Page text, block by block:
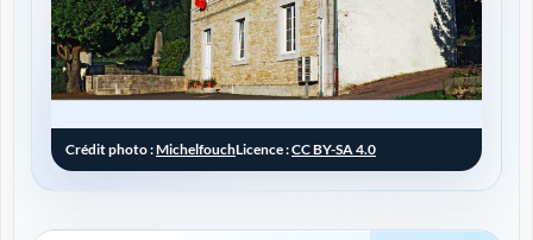
Crédit photo :MichelfouchLicence :CC BY-SA 4.0